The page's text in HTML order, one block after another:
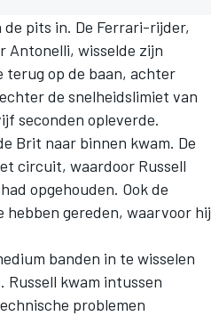
de pits in. De Ferrari-rijder,
Antonelli, wisselde zijn
terug op de baan, achter
de snelheidslimiet van
seconden opleverde.
Brit naar binnen kwam. De
circuit, waardoor Russell
opgehouden. Ook de
gereden, waarvoor hij
banden in te wisselen
Russell kwam intussen
problemen